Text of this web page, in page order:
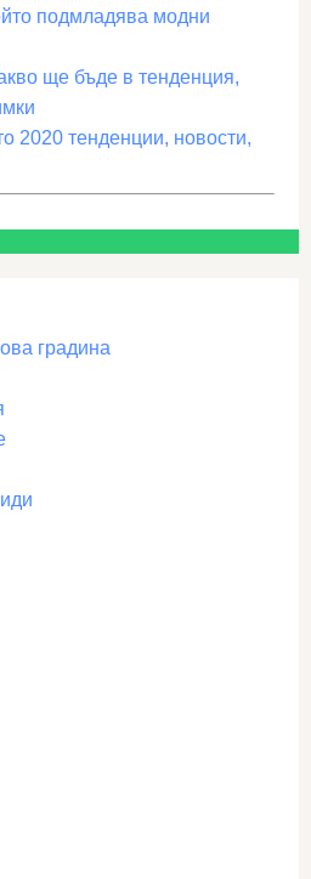
подмладява модни
ще бъде в тенденция,
2020 тенденции, новости,
градина